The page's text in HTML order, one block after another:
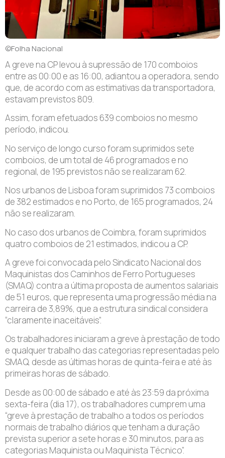
©Folha Nacional
A greve na CP levou à supressão de 170 comboios
entre as 00:00 e as 16:00, adiantou a operadora, sendo
que, de acordo com as estimativas da transportadora,
estavam previstos 809.
Assim, foram efetuados 639 comboios no mesmo
período, indicou.
No serviço de longo curso foram suprimidos sete
comboios, de um total de 46 programados e no
regional, de 195 previstos não se realizaram 62.
Nos urbanos de Lisboa foram suprimidos 73 comboios
de 382 estimados e no Porto, de 165 programados, 24
não se realizaram.
No caso dos urbanos de Coimbra, foram suprimidos
quatro comboios de 21 estimados, indicou a CP.
A greve foi convocada pelo Sindicato Nacional dos
Maquinistas dos Caminhos de Ferro Portugueses
(SMAQ) contra a última proposta de aumentos salariais
de 51 euros, que representa uma progressão média na
carreira de 3,89%, que a estrutura sindical considera
“claramente inaceitáveis”.
Os trabalhadores iniciaram a greve à prestação de todo
e qualquer trabalho das categorias representadas pelo
SMAQ, desde as últimas horas de quinta-feira e até às
primeiras horas de sábado.
Desde as 00:00 de sábado e até às 23:59 da próxima
sexta-feira (dia 17), os trabalhadores cumprem uma
“greve à prestação de trabalho a todos os períodos
normais de trabalho diários que tenham a duração
prevista superior a sete horas e 30 minutos, para as
categorias Maquinista ou Maquinista Técnico”.